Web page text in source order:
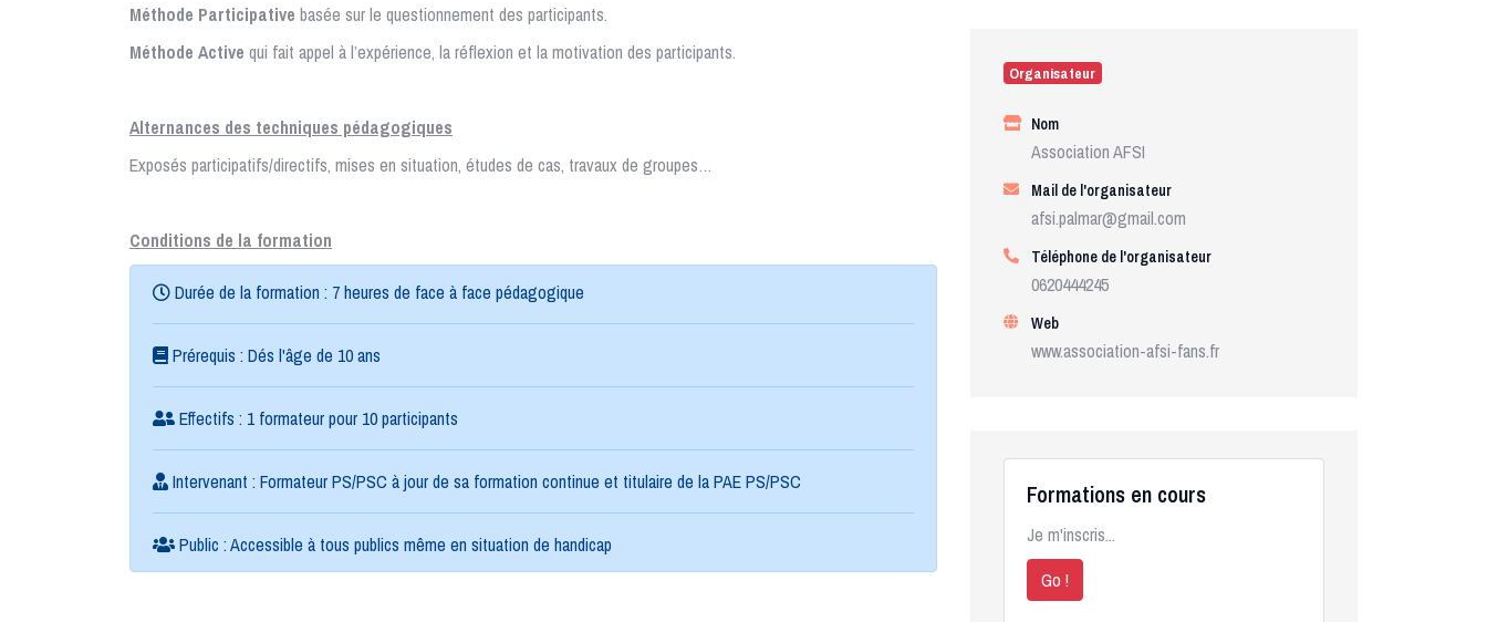
Méthode Participative basée sur le questionnement des participants.
Méthode Active qui fait appel à l’expérience, la réflexion et la motivation des participants.
Alternances des techniques pédagogiques
Exposés participatifs/directifs, mises en situation, études de cas, travaux de groupes…
Conditions de la formation
Durée de la formation : 7 heures de face à face pédagogique
Prérequis : Dés l'âge de 10 ans
Effectifs : 1 formateur pour 10 participants
Intervenant : Formateur PS/PSC à jour de sa formation continue et titulaire de la PAE PS/PSC
Public : Accessible à tous publics même en situation de handicap
Organisateur
Nom
Association AFSI
Mail de l'organisateur
afsi.palmar@gmail.com
Téléphone de l'organisateur
0620444245
Web
www.association-afsi-fans.fr
Formations en cours
Je m'inscris...
Go !